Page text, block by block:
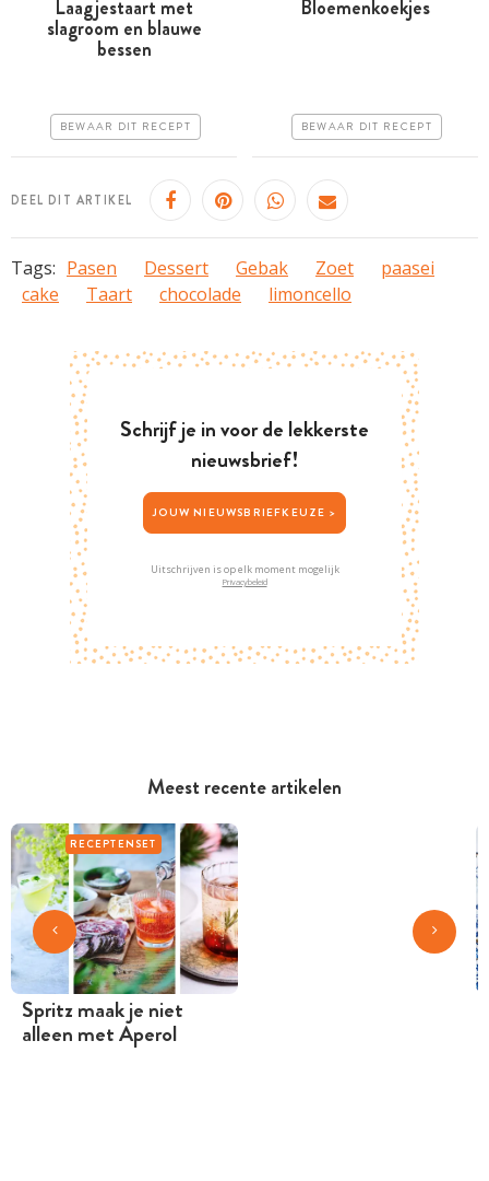
Meest recente artikelen
RECEPTENSET
Spritz maak je niet
alleen met Aperol
Tussen 30 minuten en 1
Laagjestaart met
slagroom en blauwe
bessen
BEWAAR DIT RECEPT Erg makkelijk
Bloemenkoekjes
BEWAAR DIT RECEPT
DEEL DIT ARTIKEL
Tags: Pasen Dessert Gebak Zoet
paasei
cake
Taart chocolade limoncello
Schrijf je in voor de lekkerste
nieuwsbrief!
JOUW NIEUWSBRIEFKEUZE >
Uitschrijven is op elk moment mogelijk
Privacybeleid